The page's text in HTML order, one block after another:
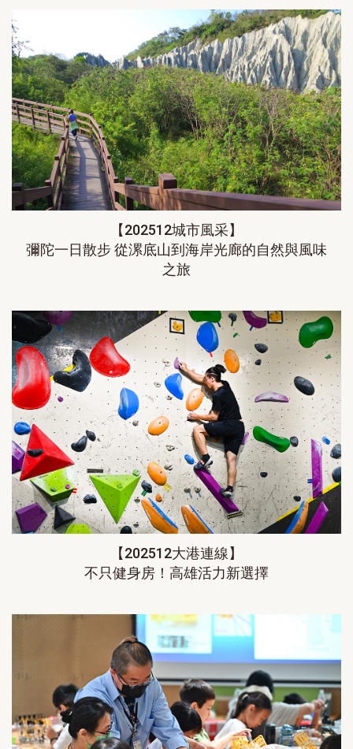
【202512城市風采】
彌陀一日散步 從漯底山到海岸光廊的自然與風味
之旅
【202512大港連線】
不只健身房！高雄活力新選擇